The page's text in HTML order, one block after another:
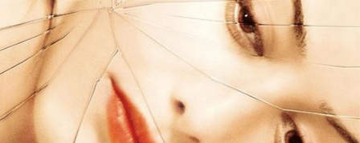
Vendre